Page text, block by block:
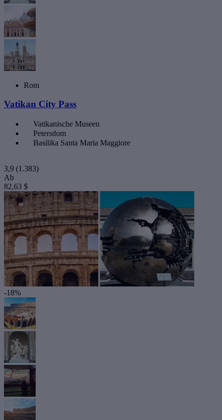
Rom
Vatikan City Pass
Vatikanische Museen
Petersdom
Basilika Santa Maria Maggiore
3,9 (1.383)
Ab
82,63 $
-18%